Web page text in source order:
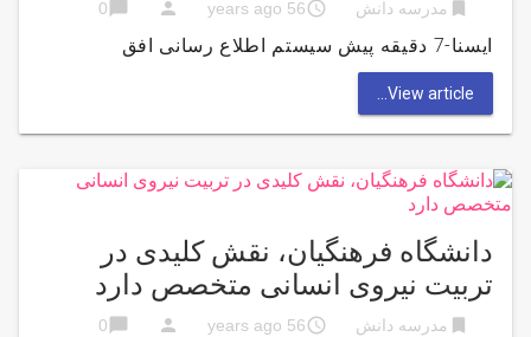
bookmark مدرسه دانش access_time
56 years ago
person
chat_bubble
0
ایسنا-7 دقیقه پیش سیستم اطلاع رسانی افق
View article...
دانشگاه فرهنگیان، نقش کلیدی در
تربیت نیروی انسانی متخصص دارد
bookmark مدرسه دانش access_time
56 years ago
person
chat_bubble
0